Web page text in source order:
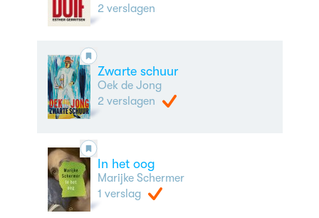
2 verslagen
Zwarte schuur
Oek de Jong
2 verslagen
In het oog
Marijke Schermer
1 verslag